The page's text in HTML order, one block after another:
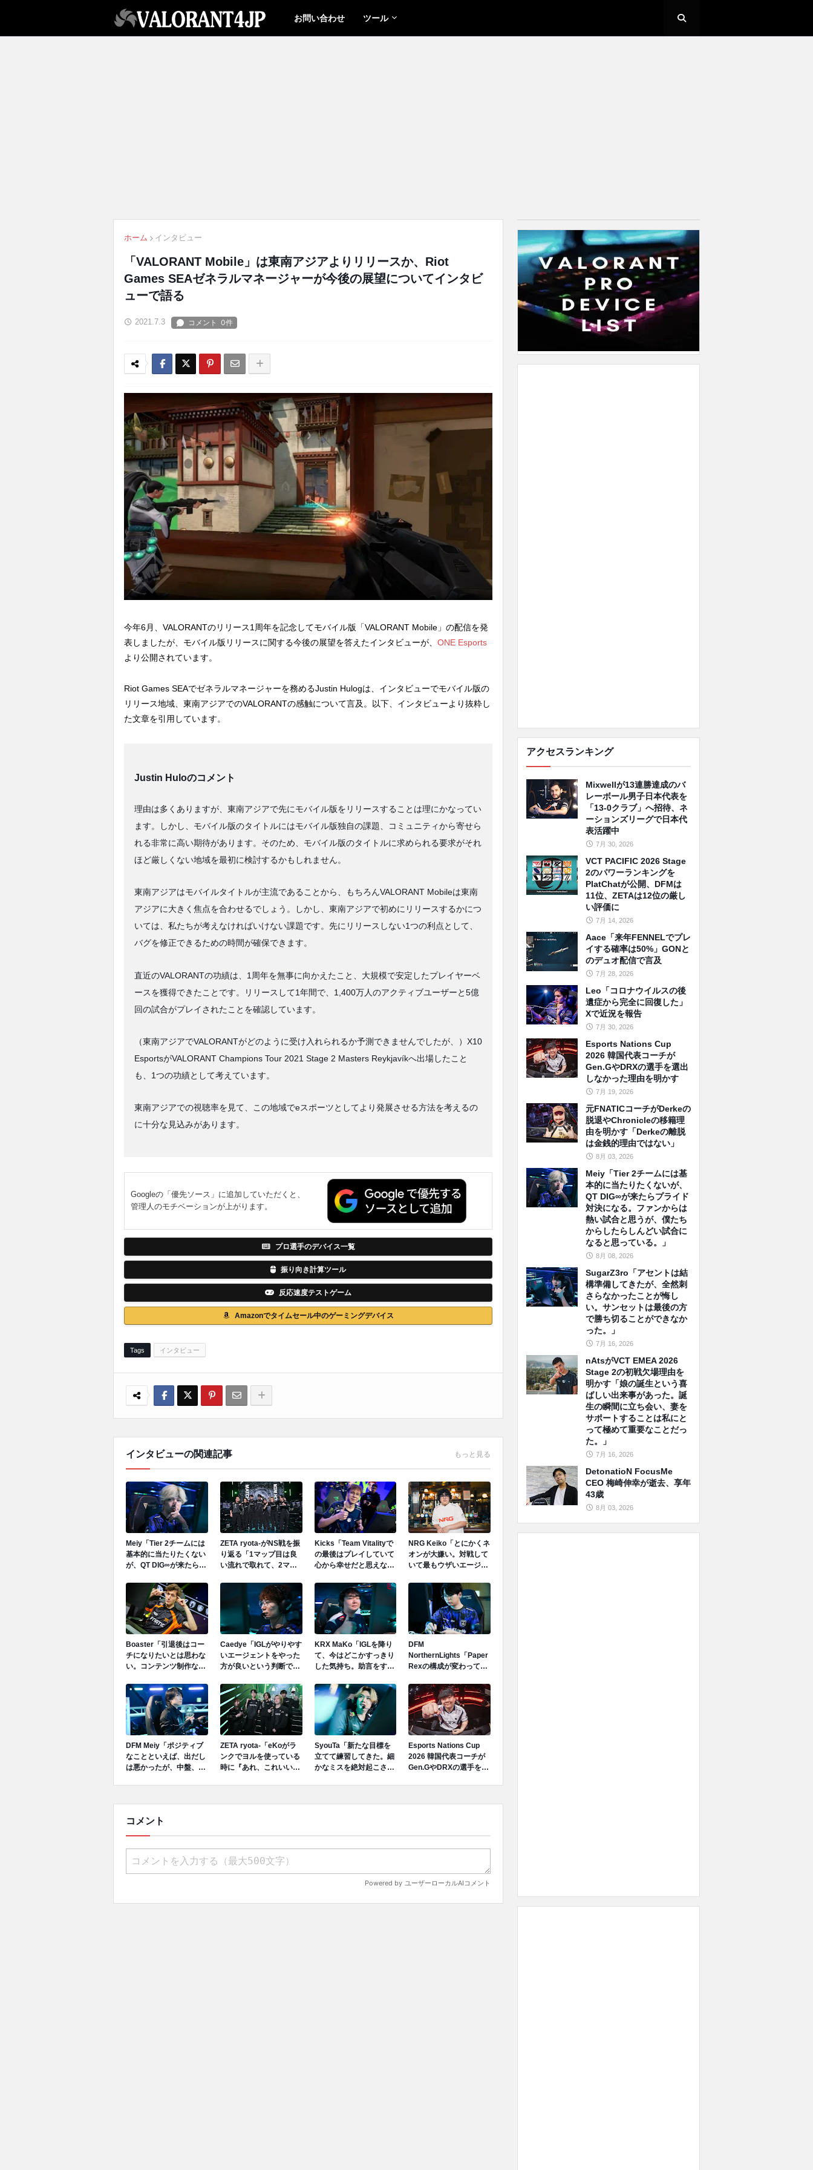
お問い合わせ ツール
ホーム インタビュー
「VALORANT Mobile」は東南アジアよりリリースか、Riot
Games SEAゼネラルマネージャーが今後の展望についてインタビ
ューで語る
2021.7.3
今年6月、VALORANTのリリース1周年を記念してモバイル版「VALORANT Mobile」の配信を発
表しましたが、モバイル版リリースに関する今後の展望を答えたインタビューが、 ONE Esports
より公開されています。
Riot Games SEAでゼネラルマネージャーを務めるJustin Hulogは、インタビューでモバイル版の
リリース地域、東南アジアでのVALORANTの感触について言及。以下、インタビューより抜粋し
た文章を引用しています。
Justin Huloのコメント
理由は多くありますが、東南アジアで先にモバイル版をリリースすることは理にかなってい
ます。しかし、モバイル版のタイトルにはモバイル版独自の課題、コミュニティから寄せら
れる非常に高い期待があります。そのため、モバイル版のタイトルに求められる要求がそれ
ほど厳しくない地域を最初に検討するかもしれません。
東南アジアはモバイルタイトルが主流であることから、もちろんVALORANT Mobileは東南
アジアに大きく焦点を合わせるでしょう。しかし、東南アジアで初めにリリースするかにつ
いては、私たちが考えなければいけない課題です。先にリリースしない1つの利点として、
バグを修正できるための時間が確保できます。
直近のVALORANTの功績は、1周年を無事に向かえたこと、大規模で安定したプレイヤーベ
ースを獲得できたことです。リリースして1年間で、1,400万人のアクティブユーザーと5億
回の試合がプレイされたことを確認しています。
（東南アジアでVALORANTがどのように受け入れられるか予測できませんでしたが、）X10
EsportsがVALORANT Champions Tour 2021 Stage 2 Masters Reykjavíkへ出場したこと
も、1つの功績として考えています。
東南アジアでの視聴率を見て、この地域でeスポーツとしてより発展させる方法を考えるの
に十分な見込みがあります。
Googleの「優先ソース」に追加していただくと、
管理人のモチベーションが上がります。
プロ選手のデバイス一覧
振り向き計算ツール
反応速度テストゲーム
Amazonでタイムセール中のゲーミングデバイス
Tags インタビュー
インタビューの関連記事 もっと見る
Meiy「Tier 2チームには
基本的に当たりたくない
が、QT DIG∞が来たらプ
ンからは熱い試合と思う
が、僕たちからしたらし
んどい試合になると思っ
ている。」
ZETA ryota-がNS戦を振
り返る「1マップ目は良
い流れで取れて、2マッ
なくて、3マップ目はや
っぱりすごい疲れが出た
なという印象」
Kicks「Team Vitalityで
の最後はプレイしていて
心から幸せだと思えなか
解放されたいと思ってい
た。」
NRG Keiko「とにかくネ
オンが大嫌い。対戦して
いて最もウザいエージェ
押すだけで守りは崩壊す
る。そこに技術なんて存
在しない。」
Boaster「引退後はコー
チになりたいとは思わな
い。コンテンツ制作など
い。」
Caedye「IGLがやりやす
いエージェントをやった
方が良いという判断で、
イした。」
KRX MaKo「IGLを降り
て、今はどこかすっきり
した気持ち。助言をする
のプレイに集中できるた
め、今の状況に満足して
いる。」
DFM
NorthernLights「Paper
Rexの構成が変わってく
それに対するプランは持
ってきていたため、想定
した対応はできていたこ
とは良かったと思う。」
DFM Meiy「ポジティブ
なことといえば、出だし
は悪かったが、中盤、終
ZETA ryota-「eKoがラ
ンクでヨルを使っている
時に『あれ、これいいん
SyouTa「新たな目標を
立てて練習してきた。細
かなミスを絶対起こさな
Esports Nations Cup
2026 韓国代表コーチが
Gen.GやDRXの選手を選
コメント
アクセスランキング
Mixwellが13連勝達成のバ
レーボール男子日本代表を
「13-0クラブ」へ招待、ネ
ーションズリーグで日本代
表活躍中
7月 30, 2026
VCT PACIFIC 2026 Stage
2のパワーランキングを
PlatChatが公開、DFMは
11位、ZETAは12位の厳し
い評価に
7月 14, 2026
Aace「来年FENNELでプレ
イする確率は50%」GONと
のデュオ配信で言及
7月 28, 2026
Leo「コロナウイルスの後
遺症から完全に回復した」
Xで近況を報告
7月 30, 2026
Esports Nations Cup
2026 韓国代表コーチが
Gen.GやDRXの選手を選出
しなかった理由を明かす
7月 19, 2026
元FNATICコーチがDerkeの
脱退やChronicleの移籍理
由を明かす「Derkeの離脱
は金銭的理由ではない」
8月 03, 2026
Meiy「Tier 2チームには基
本的に当たりたくないが、
QT DIG∞が来たらプライド
対決になる。ファンからは
熱い試合と思うが、僕たち
からしたらしんどい試合に
なると思っている。」
8月 08, 2026
SugarZ3ro「アセントは結
構準備してきたが、全然刺
さらなかったことが悔し
い。サンセットは最後の方
で勝ち切ることができなか
った。」
7月 16, 2026
nAtsがVCT EMEA 2026
Stage 2の初戦欠場理由を
明かす「娘の誕生という喜
ばしい出来事があった。誕
生の瞬間に立ち会い、妻を
サポートすることは私にと
って極めて重要なことだっ
た。」
7月 16, 2026
DetonatioN FocusMe
CEO 梅崎伸幸が逝去、享年
43歳
8月 03, 2026